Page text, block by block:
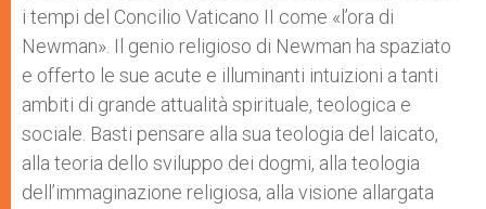
i tempi del Concilio Vaticano II come «l’ora di
Newman». Il genio religioso di Newman ha spaziato
e offerto le sue acute e illuminanti intuizioni a tanti
ambiti di grande attualità spirituale, teologica e
sociale. Basti pensare alla sua teologia del laicato,
alla teoria dello sviluppo dei dogmi, alla teologia
dell’immaginazione religiosa, alla visione allargata